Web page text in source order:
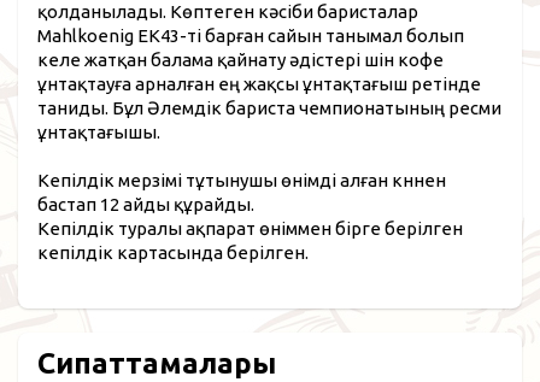
қолданылады. Көптеген кәсіби баристалар
Mahlkoenig EK43-ті барған сайын танымал болып
келе жатқан балама қайнату әдістері үшін кофе
ұнтақтауға арналған ең жақсы ұнтақтағыш ретінде
таниды. Бұл Әлемдік бариста чемпионатының ресми
ұнтақтағышы.
Кепілдік мерзімі тұтынушы өнімді алған күннен
бастап 12 айды құрайды.
Кепілдік туралы ақпарат өніммен бірге берілген
кепілдік картасында берілген.
Сипаттамалары